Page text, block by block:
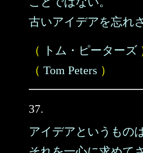
古いアイデアを忘れ
（ トム・ピーターズ
（ Tom Peters ）
37.
アイデアというものは